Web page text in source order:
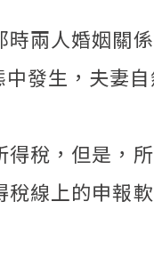
時兩人婚姻關
發生，夫妻
稅，但是，
線上的申報